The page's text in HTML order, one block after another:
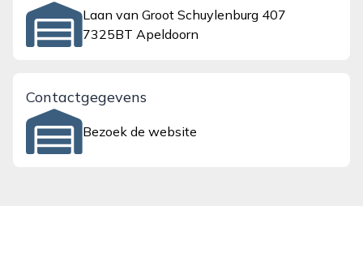
Laan van Groot Schuylenburg 407
7325BT Apeldoorn
Contactgegevens
Bezoek de website